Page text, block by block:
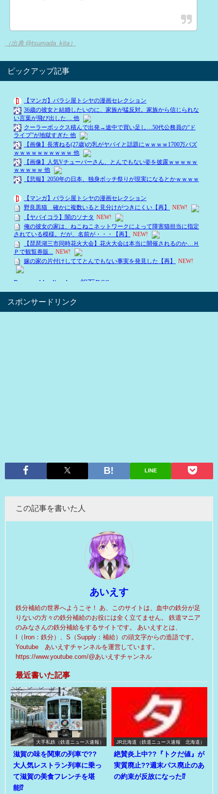
（出典 @tsumada_kita）
ピックアップ記事
スポンサードリンク
LINE
この記事を書いた人
あいえす
鉄分補給の世界へようこそ！ あ、このサイトは、血中の鉄分が足
りないの方々の鉄分補給のお役には全く立てません。 鉄道マニア
のみなさんの鉄分補給をするサイトです。 あいえすとは、
I（Iron：鉄分）、S（Supply：補給）の頭文字からの造語です。
Youtube あいえすチャンネルを運営しています。
https://www.youtube.com/@あいえすチャンネル
最近書いた記事
大手私鉄（鉄道ニュース速報）
滋賀の味を関東の列車で??
大人気レストラン列車に乗っ
て滋賀の美食フレンチを堪
能⁉
JR北海道（鉄道ニュース速報 北海道）
絶賛炎上中??『トクだ値』が
実質廃止??週末パス廃止のあ
の約束が反故になった⁉